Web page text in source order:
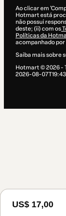
US$ 17,00
Ao clicar em
Hotmart está
não possui
deste; (ii) com os
Políticas da
acompanhado
Saiba mais sobre
Hotmart ©2026-
2026-08-